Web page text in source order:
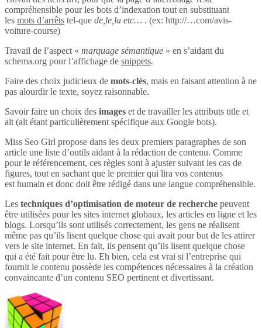
compréhensible pour les bots d’indexation tout en substituant
les mots d’arrêts tel-que de,le,la etc… . (ex: http://…com/avis-
voiture-course)
Travail de l’aspect « marquage sémantique » en s’aidant du
schema.org pour l’affichage de snippets.
Faire des choix judicieux de mots-clés, mais en faisant attention à ne
pas alourdir le texte, soyez raisonnable.
Savoir faire un choix des images et de travailler les attributs title et
alt (alt étant particulièrement spécifique aux Google bots).
Miss Seo Girl propose dans les deux premiers paragraphes de son
article une liste d’outils aidant à la rédaction de contenu. Comme
pour le référencement, ces règles sont à ajuster suivant les cas de
figures, tout en sachant que le premier qui lira vos contenus
est humain et donc doit être rédigé dans une langue compréhensible.
Les techniques d’optimisation de moteur de recherche peuvent
être utilisées pour les sites internet globaux, les articles en ligne et les
blogs. Lorsqu’ils sont utilisés correctement, les gens ne réalisent
même pas qu’ils lisent quelque chose qui avait pour but de les attirer
vers le site internet. En fait, ils pensent qu’ils lisent quelque chose
qui a été fait pour être lu. Eh bien, cela est vrai si l’entreprise qui
fournit le contenu possède les compétences nécessaires à la création
convaincante d’un contenu SEO pertinent et divertissant.